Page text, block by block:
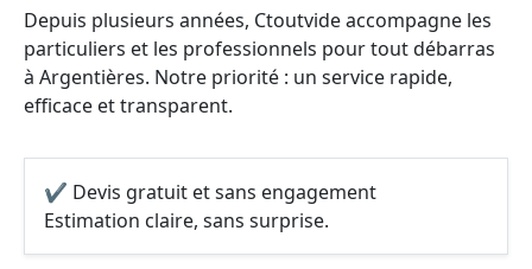
Depuis plusieurs années, Ctoutvide accompagne les
particuliers et les professionnels pour tout débarras
à Argentières. Notre priorité : un service rapide,
efficace et transparent.
✔ Devis gratuit et sans engagement
Estimation claire, sans surprise.